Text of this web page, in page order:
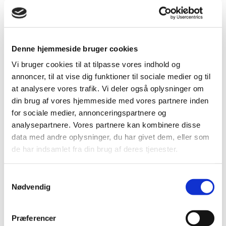
Denne hjemmeside bruger cookies
Vi bruger cookies til at tilpasse vores indhold og
annoncer, til at vise dig funktioner til sociale medier og til
at analysere vores trafik. Vi deler også oplysninger om
din brug af vores hjemmeside med vores partnere inden
for sociale medier, annonceringspartnere og
analysepartnere. Vores partnere kan kombinere disse
data med andre oplysninger, du har givet dem, eller som
de har indsamlet fra din brug af deres tjenester.
Nødvendig
Præferencer
kristendommen, hvis man ikke véd,
For Grundtvigsk Forum er det vigtigt, at der
fortsat bliver skrevet nye salmer og andre
fællessange. Hvilken nyere sang/salme vil du
fremhæve her og hvorfor?
Det er på en måde ret banalt. Jeg har fire døtre, og jeg
respekter dem så meget og glædes over dem. Derfor er det
udfolder så fint i tidens sprog, hvad det handler om. Især i
de mange nye kvindelige digtere. Det er i sig selv en
bedrift.